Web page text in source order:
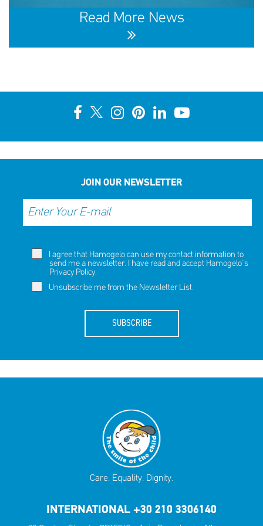
SHARE
REACT
Read More News
JOIN OUR NEWSLETTER
I agree that Hamogelo can use my contact information to
send me a newsletter. I have read and accept Hamogelo's
Privacy Policy.
Unsubscribe me from the Newsletter List.
SUBSCRIBE
Care. Equality. Dignity.
INTERNATIONAL +30 210 3306140